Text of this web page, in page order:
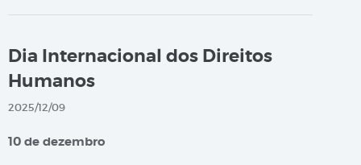
Dia Internacional dos Direitos
Humanos
2025/12/09
10 de dezembro